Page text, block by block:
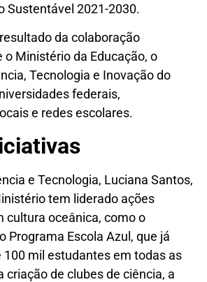
Sustentável 2021-2030.
da colaboração
Ministério da Educação, o
Tecnologia e Inovação do
federais,
e redes escolares.
e Tecnologia, Luciana Santos,
tem liderado ações
cultura oceânica, como o
Programa Escola Azul, que já
100 mil estudantes em todas as
criação de clubes de ciência, a